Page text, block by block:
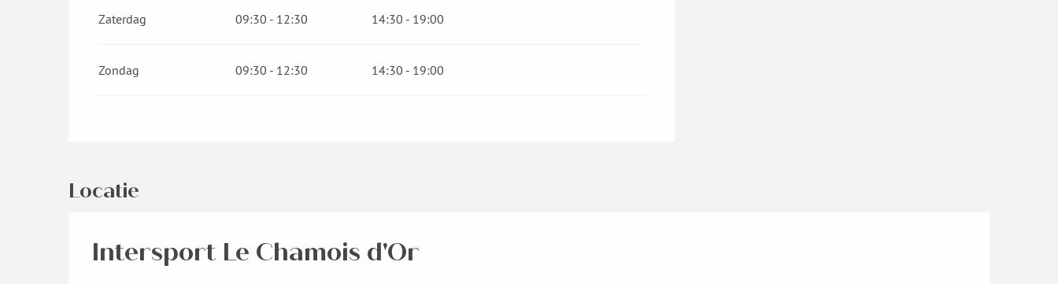
Zaterdag 09:30 - 12:30 14:30 - 19:00
Zondag 09:30 - 12:30 14:30 - 19:00
Locatie
Intersport Le Chamois d'Or